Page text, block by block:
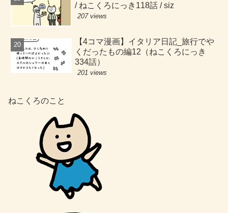
/ ねこくろにっき118話 / siz
207 views
【4コマ漫画】イタリア日記_旅行でや
くだったもの編12（ねこくろにっき
334話）
201 views
ねこくろのこと